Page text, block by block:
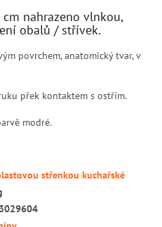
nahrazeno vlnkou,
obalů / střívek.
povrchem, anatomický tvar, v
přek kontaktem s ostřím.
modré.
střenkou kuchařské